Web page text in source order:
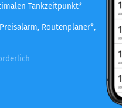
Tankzeitpunkt*
Routenplaner*,